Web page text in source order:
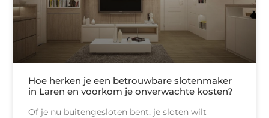
Hoe herken je een betrouwbare slotenmaker
in Laren en voorkom je onverwachte kosten?
Of je nu buitengesloten bent, je sloten wilt